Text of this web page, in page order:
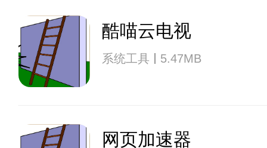
酷喵云电视
系统工具 5.47MB
网页加速器